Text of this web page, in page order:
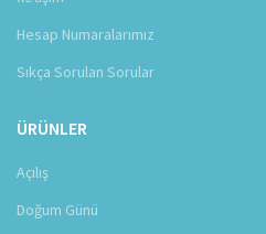
Hesap Numaralarımız
Sıkça Sorulan Sorular
ÜRÜNLER
Açılış
Doğum Günü